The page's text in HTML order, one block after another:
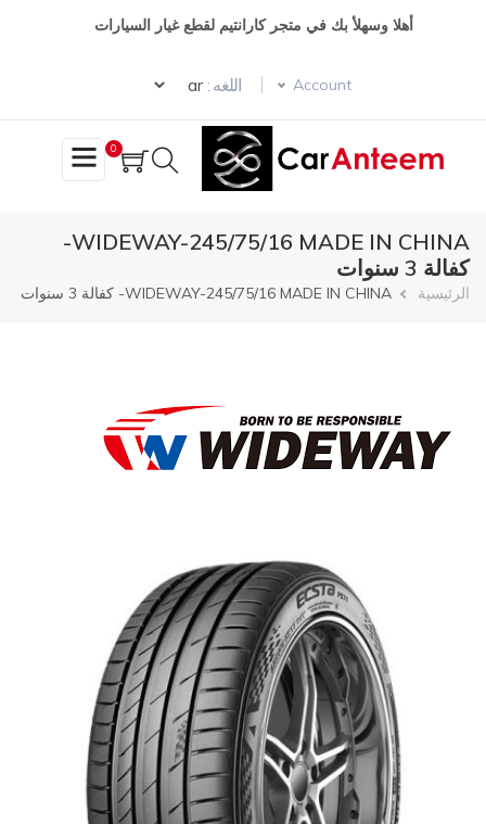
أهلا وسهلأ بك في متجر كارانتيم لقطع غيار السيارات
Account اللغه :
Select your language
0
WIDEWAY-245/75/16 MADE IN CHINA-
كفالة 3 سنوات
مسار
الرئيسية WIDEWAY-245/75/16 MADE IN CHINA- كفالة 3 سنوات